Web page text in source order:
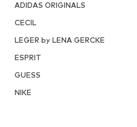
ADIDAS ORIGINALS
CECIL
LEGER by LENA GERCKE
ESPRIT
GUESS
NIKE